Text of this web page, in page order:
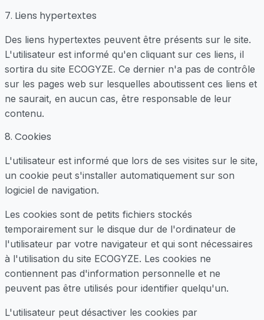
7. Liens hypertextes
Des liens hypertextes peuvent être présents sur le site.
L'utilisateur est informé qu'en cliquant sur ces liens, il
sortira du site ECOGYZE. Ce dernier n'a pas de contrôle
sur les pages web sur lesquelles aboutissent ces liens et
ne saurait, en aucun cas, être responsable de leur
contenu.
8. Cookies
L'utilisateur est informé que lors de ses visites sur le site,
un cookie peut s'installer automatiquement sur son
logiciel de navigation.
Les cookies sont de petits fichiers stockés
temporairement sur le disque dur de l'ordinateur de
l'utilisateur par votre navigateur et qui sont nécessaires
à l'utilisation du site ECOGYZE. Les cookies ne
contiennent pas d'information personnelle et ne
peuvent pas être utilisés pour identifier quelqu'un.
L'utilisateur peut désactiver les cookies par